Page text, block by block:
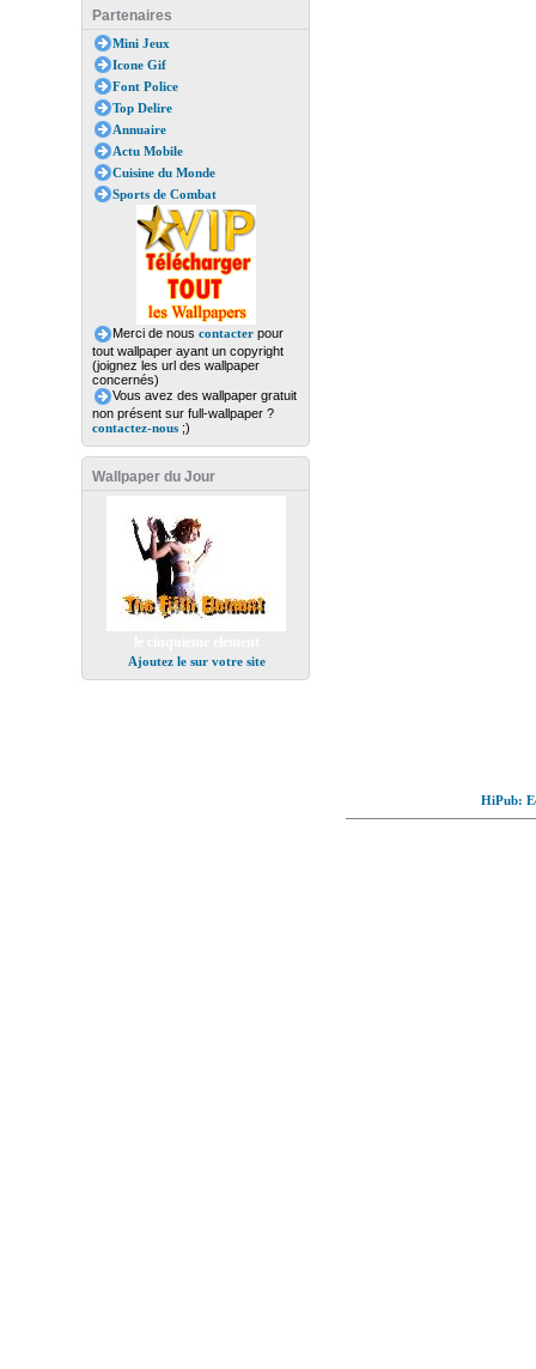
Partenaires
Mini Jeux
Icone Gif
Font Police
Top Delire
Annuaire
Actu Mobile
Cuisine du Monde
Sports de Combat
Merci de nous contacterpour
tout wallpaper ayant un copyright
(joignez les url des wallpaper
concernés)
Vous avez des wallpaper gratuit
non présent sur full-wallpaper ?
contactez-nous;)
Wallpaper du Jour
Ajoutez le sur votre site
HiPub: